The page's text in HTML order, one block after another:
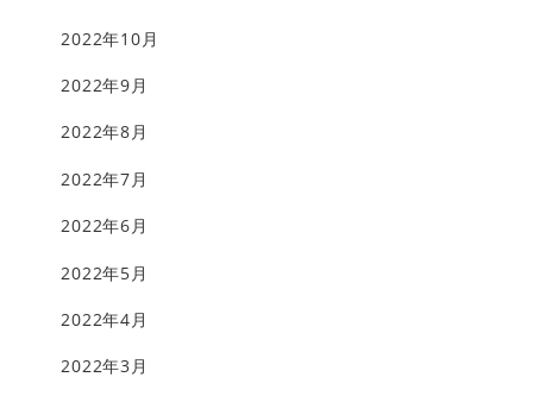
2022年10月
2022年9月
2022年8月
2022年7月
2022年6月
2022年5月
2022年4月
2022年3月